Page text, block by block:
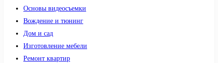
Основы видеосъемки
Вождение и тюнинг
Дом и сад
Изготовление мебели
Ремонт квартир